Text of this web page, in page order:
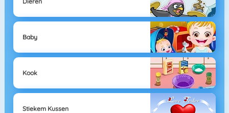
Baby
Kook
Stiekem Kussen